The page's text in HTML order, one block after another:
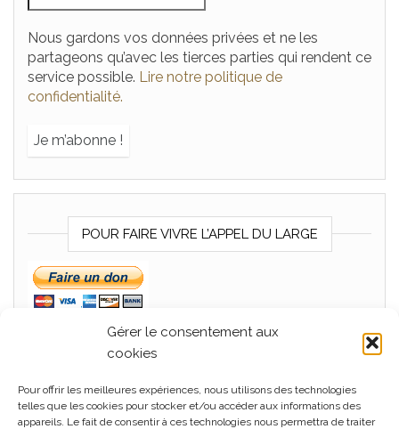
Gérer le consentement aux
cookies
Pour offrir les meilleures expériences, nous utilisons des technologies
telles que les cookies pour stocker et/ou accéder aux informations des
appareils. Le fait de consentir à ces technologies nous permettra de traiter
Nous gardons vos données privées et ne les
partageons qu’avec les tierces parties qui rendent ce
service possible. Lire notre politique de
confidentialité.
POUR FAIRE VIVRE L’APPEL DU LARGE
MÉTA